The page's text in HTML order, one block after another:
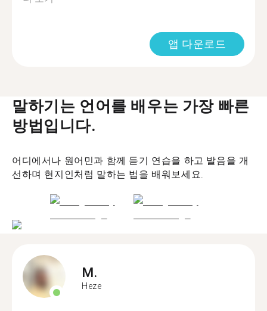
앱 다운로드
말하기는 언어를 배우는 가장 빠른
방법입니다.
어디에서나 원어민과 함께 듣기 연습을 하고 발음을 개
선하며 현지인처럼 말하는 법을 배워보세요.
M.
Heze